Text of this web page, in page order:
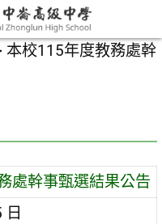
本校115年度教務處幹
處幹事甄選結果公告
日